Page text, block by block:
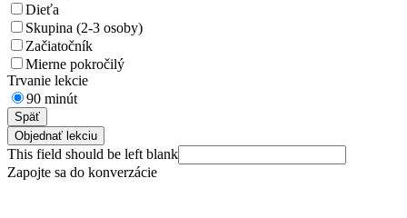
Dieťa
Skupina (2-3 osoby)
Začiatočník
Mierne pokročilý
Trvanie lekcie
90 minút
Späť
Objednať lekciu
This field should be left blank
Zapojte sa do konverzácie